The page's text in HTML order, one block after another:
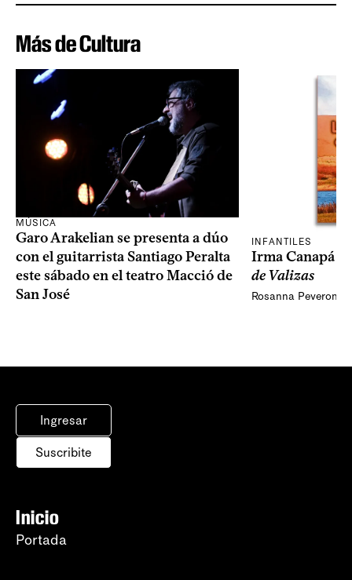
Más de Cultura
MÚSICA
Garo Arakelian se presenta a dúo
con el guitarrista Santiago Peralta
este sábado en el teatro Macció de
San José
INFANTILES
Irma Canapá
de Valizas
Rosanna Peveroni
Ingresar
Suscribite
Inicio
Portada